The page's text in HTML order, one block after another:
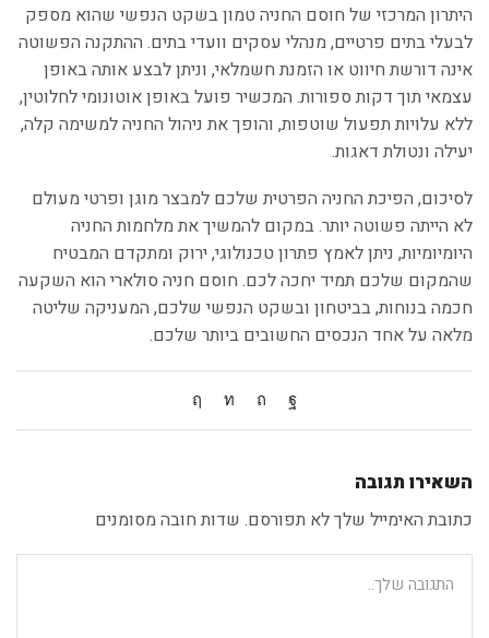
היתרון המרכזי של חוסם החניה טמון בשקט הנפשי שהוא מספק
לבעלי בתים פרטיים, מנהלי עסקים וועדי בתים. ההתקנה הפשוטה
אינה דורשת חיווט או הזמנת חשמלאי, וניתן לבצע אותה באופן
עצמאי תוך דקות ספורות. המכשיר פועל באופן אוטונומי לחלוטין,
ללא עלויות תפעול שוטפות, והופך את ניהול החניה למשימה קלה,
יעילה ונטולת דאגות.
לסיכום, הפיכת החניה הפרטית שלכם למבצר מוגן ופרטי מעולם
לא הייתה פשוטה יותר. במקום להמשיך את מלחמות החניה
היומיומיות, ניתן לאמץ פתרון טכנולוגי, ירוק ומתקדם המבטיח
שהמקום שלכם תמיד יחכה לכם. חוסם חניה סולארי הוא השקעה
חכמה בנוחות, בביטחון ובשקט הנפשי שלכם, המעניקה שליטה
מלאה על אחד הנכסים החשובים ביותר שלכם.
השאירו תגובה
כתובת האימייל שלך לא תפורסם. שדות חובה מסומנים